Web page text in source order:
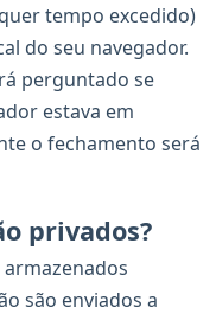
tempo excedido)
do seu navegador.
perguntado se
estava em
o fechamento será
privados?
são enviados a